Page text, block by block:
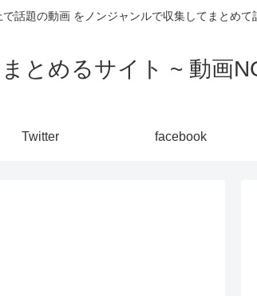
話題の動画 をノンジャンルで収集してまとめて
とめるサイト ~ 動画
Twitter facebook